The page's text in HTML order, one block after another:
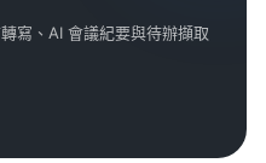
寫、AI 會議紀要與待辦擷取